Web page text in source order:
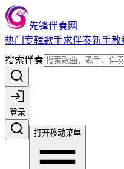
先锋伴奏网
热门 专辑歌手求伴奏新手教
搜索伴奏
登录
打开移动菜单